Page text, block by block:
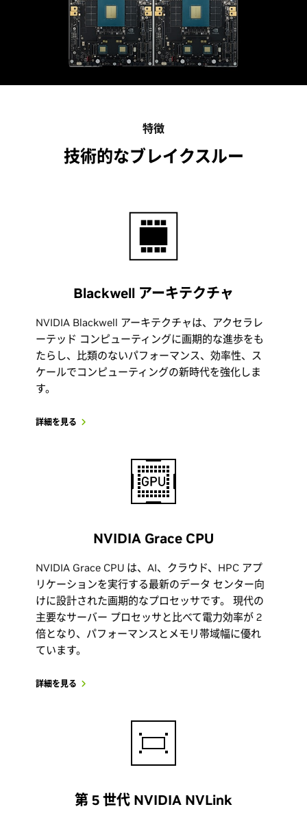
特徴
技術的なブレイクスルー
Blackwell アーキテクチャ
NVIDIA Blackwell アーキテクチャは、アクセラレ
ーテッド コンピューティングに画期的な進歩をも
たらし、比類のないパフォーマンス、効率性、ス
ケールでコンピューティングの新時代を強化しま
す。
詳細を見る
NVIDIA Grace CPU
NVIDIA Grace CPU は、AI、クラウド、HPC アプ
リケーションを実行する最新のデータ センター向
けに設計された画期的なプロセッサです。 現代の
主要なサーバー プロセッサと比べて電力効率が 2
倍となり、パフォーマンスとメモリ帯域幅に優れ
ています。
詳細を見る
第 5 世代 NVIDIA NVLink